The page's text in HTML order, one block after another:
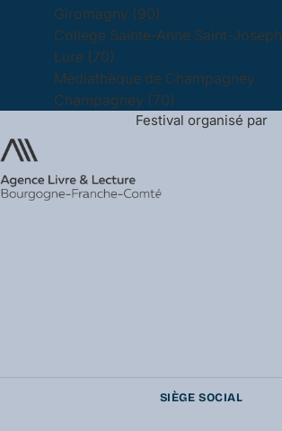
Giromagny (90)
Collège Sainte-Anne Saint-Joseph
Lure (70)
Médiathèque de Champagney
Champagney (70)
Festival organisé par
SIÈGE SOCIAL